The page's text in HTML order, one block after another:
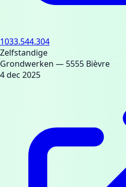
1033.544.304
Zelfstandige
Grondwerken — 5555 Bièvre
4 dec 2025